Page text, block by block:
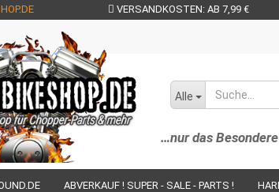
VERSANDKOSTEN: AB 7,99 €
…nur das
Alle
ABVERKAUF ! SUPER - SALE - PARTS !